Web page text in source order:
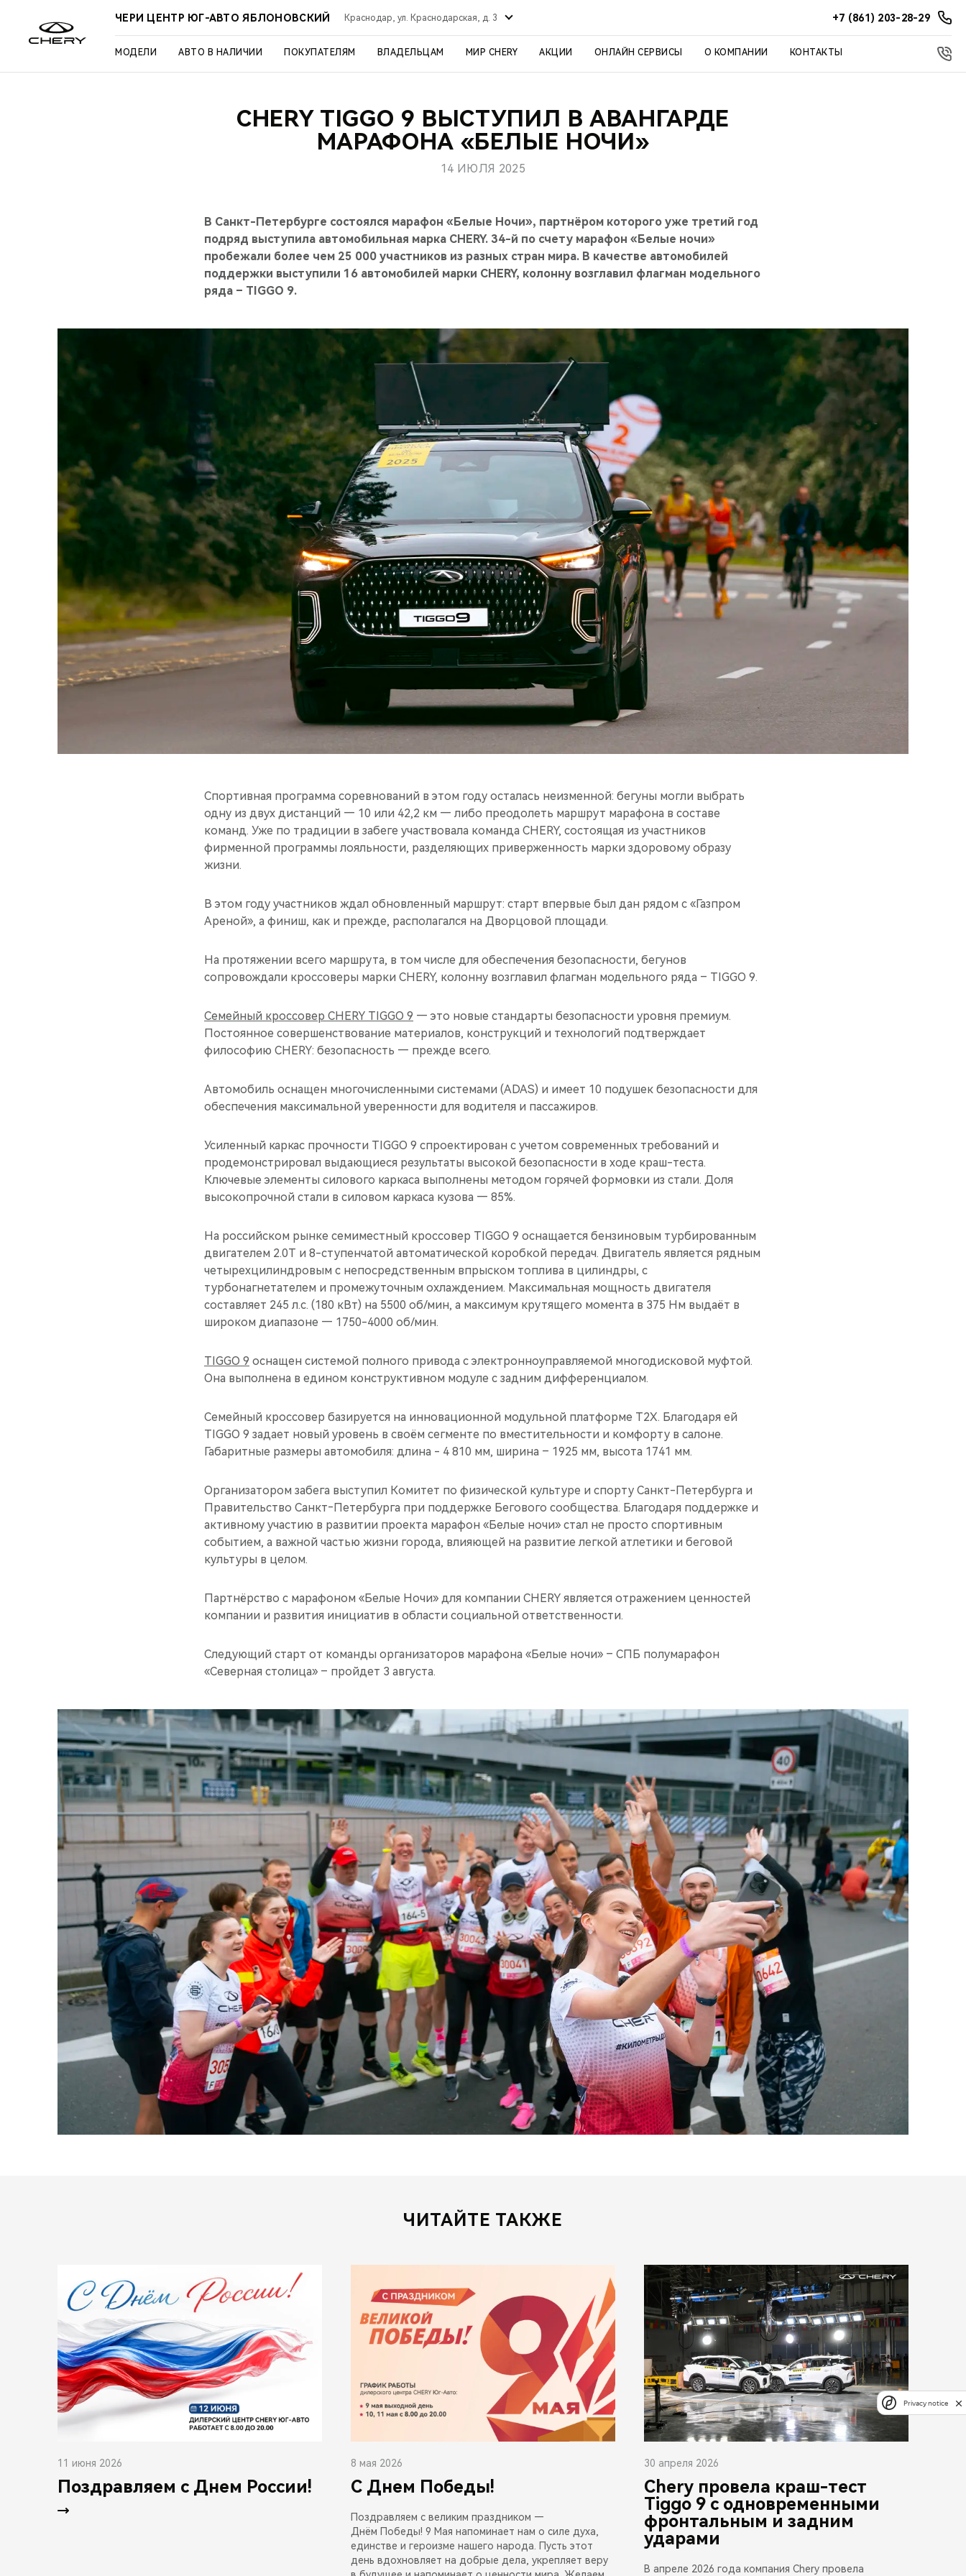
ЧЕРИ ЦЕНТР ЮГ-АВТО ЯБЛОНОВСКИЙ Краснодар, ул. Краснодарская, д. 3 +7 (861) 203-28-29
МОДЕЛИ АВТО В НАЛИЧИИ ПОКУПАТЕЛЯМ ВЛАДЕЛЬЦАМ МИР CHERY АКЦИИ ОНЛАЙН СЕРВИСЫ О КОМПАНИИ КОНТАКТЫ
CHERY TIGGO 9 ВЫСТУПИЛ В АВАНГАРДЕ
МАРАФОНА «БЕЛЫЕ НОЧИ»
14 ИЮЛЯ 2025
В Санкт-Петербурге состоялся марафон «Белые Ночи», партнёром которого уже третий год
подряд выступила автомобильная марка CHERY. 34-й по счету марафон «Белые ночи»
пробежали более чем 25 000 участников из разных стран мира. В качестве автомобилей
поддержки выступили 16 автомобилей марки CHERY, колонну возглавил флагман модельного
ряда – TIGGO 9.
Спортивная программа соревнований в этом году осталась неизменной: бегуны могли выбрать
одну из двух дистанций — 10 или 42,2 км — либо преодолеть маршрут марафона в составе
команд. Уже по традиции в забеге участвовала команда CHERY, состоящая из участников
фирменной программы лояльности, разделяющих приверженность марки здоровому образу
жизни.
В этом году участников ждал обновленный маршрут: старт впервые был дан рядом с «Газпром
Ареной», а финиш, как и прежде, располагался на Дворцовой площади.
На протяжении всего маршрута, в том числе для обеспечения безопасности, бегунов
сопровождали кроссоверы марки CHERY, колонну возглавил флагман модельного ряда – TIGGO 9.
Семейный кроссовер CHERY TIGGO 9 — это новые стандарты безопасности уровня премиум.
Постоянное совершенствование материалов, конструкций и технологий подтверждает
философию CHERY: безопасность — прежде всего.
Автомобиль оснащен многочисленными системами (ADAS) и имеет 10 подушек безопасности для
обеспечения максимальной уверенности для водителя и пассажиров.
Усиленный каркас прочности TIGGO 9 спроектирован с учетом современных требований и
продемонстрировал выдающиеся результаты высокой безопасности в ходе краш-теста.
Ключевые элементы силового каркаса выполнены методом горячей формовки из стали. Доля
высокопрочной стали в силовом каркаса кузова — 85%.
На российском рынке семиместный кроссовер TIGGO 9 оснащается бензиновым турбированным
двигателем 2.0T и 8-ступенчатой автоматической коробкой передач. Двигатель является рядным
четырехцилиндровым с непосредственным впрыском топлива в цилиндры, с
турбонагнетателем и промежуточным охлаждением. Максимальная мощность двигателя
составляет 245 л.с. (180 кВт) на 5500 об/мин, а максимум крутящего момента в 375 Нм выдаёт в
широком диапазоне — 1750-4000 об/мин.
TIGGO 9 оснащен системой полного привода с электронноуправляемой многодисковой муфтой.
Она выполнена в едином конструктивном модуле с задним дифференциалом.
Семейный кроссовер базируется на инновационной модульной платформе T2X. Благодаря ей
TIGGO 9 задает новый уровень в своём сегменте по вместительности и комфорту в салоне.
Габаритные размеры автомобиля: длина - 4 810 мм, ширина – 1925 мм, высота 1741 мм.
Организатором забега выступил Комитет по физической культуре и спорту Санкт-Петербурга и
Правительство Санкт‑Петербурга при поддержке Бегового сообщества. Благодаря поддержке и
активному участию в развитии проекта марафон «Белые ночи» стал не просто спортивным
событием, а важной частью жизни города, влияющей на развитие легкой атлетики и беговой
культуры в целом.
Партнёрство с марафоном «Белые Ночи» для компании CHERY является отражением ценностей
компании и развития инициатив в области социальной ответственности.
Следующий старт от команды организаторов марафона «Белые ночи» – СПБ полумарафон
«Северная столица» – пройдет 3 августа.
ЧИТАЙТЕ ТАКЖЕ
11 июня 2026
Поздравляем с Днем России!
8 мая 2026
С Днем Победы!
Поздравляем с великим праздником —
Днём Победы! 9 Мая напоминает нам о силе духа,
единстве и героизме нашего народа. Пусть этот
день вдохновляет на добрые дела, укрепляет веру
30 апреля 2026
Chery провела краш-тест
Tiggo 9 с одновременными
фронтальным и задним
ударами
В апреле 2026 года компания Chery провела
Privacy notice